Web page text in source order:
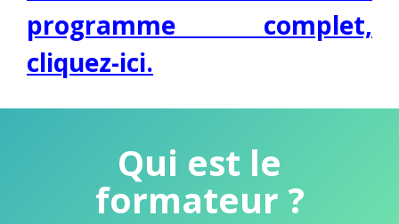
programme complet,
cliquez-ici.
Qui est le
formateur ?